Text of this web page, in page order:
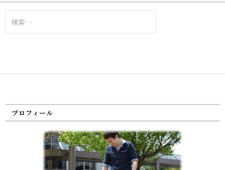
索:
プロフィール